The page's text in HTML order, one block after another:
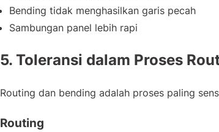
Bending tidak menghasilkan garis pecah
Sambungan panel lebih rapi
5. Toleransi dalam Proses
Routing dan bending adalah proses paling
Routing